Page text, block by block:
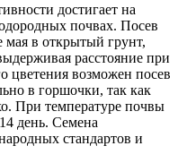
достигает на
почвах. Посев
мая в открытый грунт,
расстояние при
цветения возможен посев
в горшочки, так как
При температуре почвы
день. Семена
стандартов и